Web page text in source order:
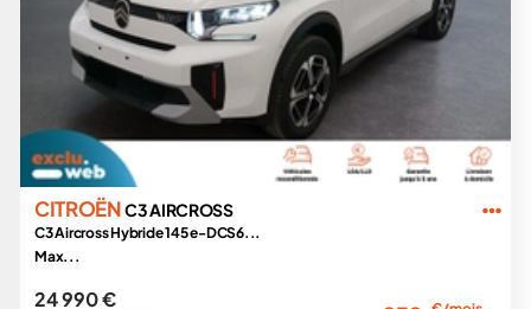
CITROËNC3 AIRCROSS
C3 Aircross Hybride 145 e-DCS6...
Max...
24 990 €